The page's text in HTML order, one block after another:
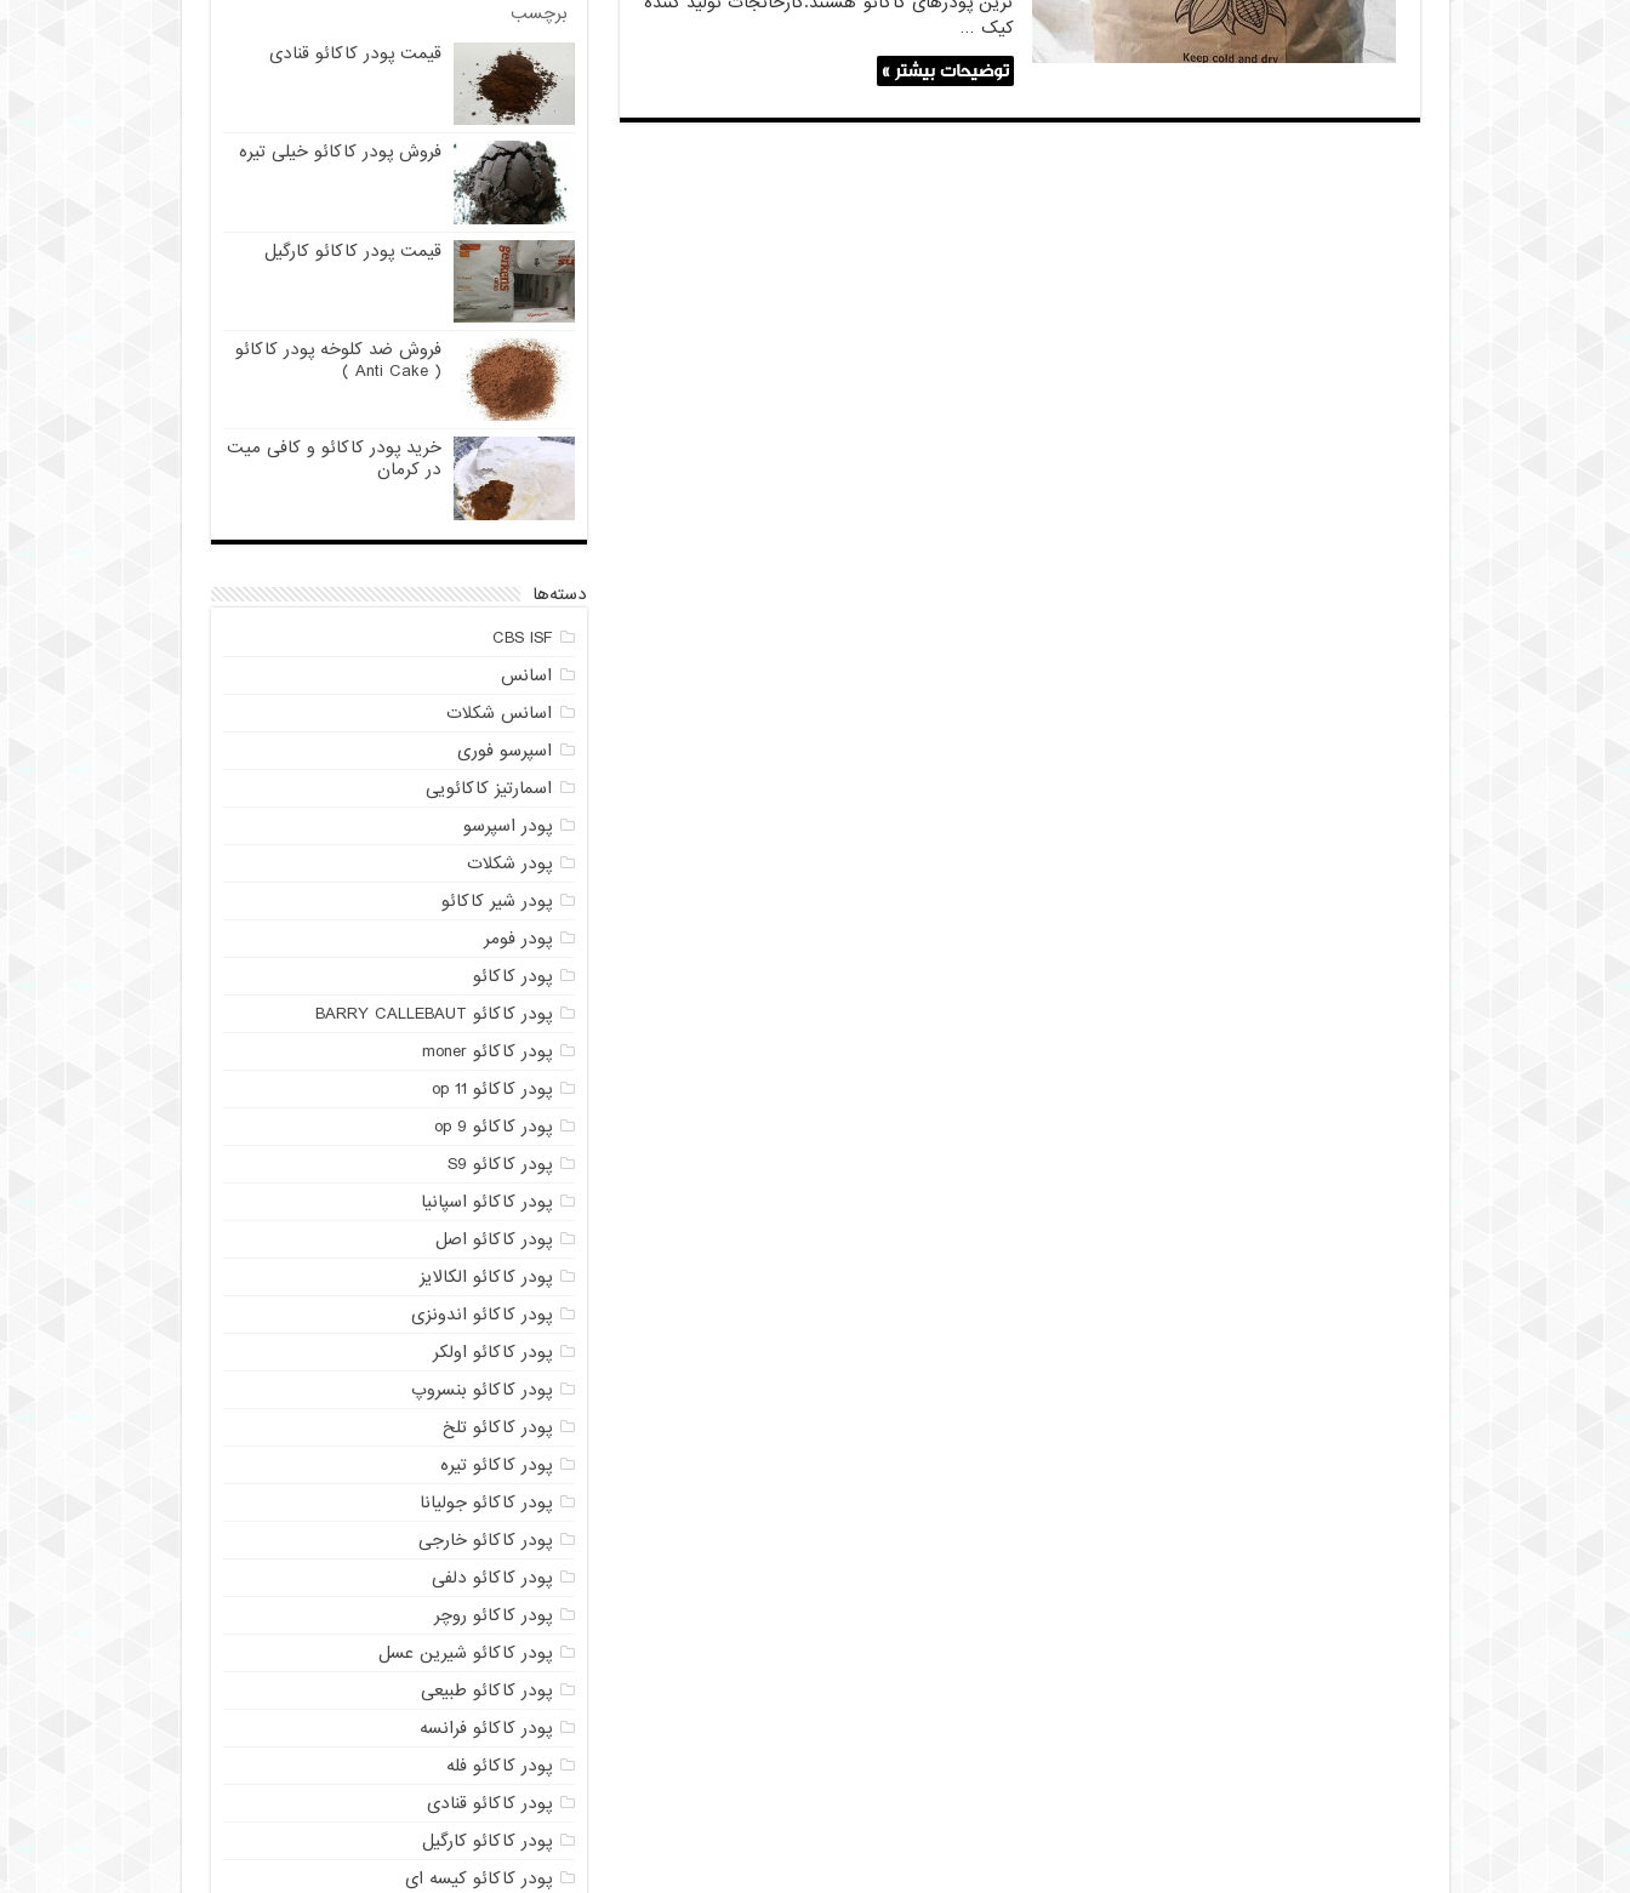
کیک …
توضیحات بیشتر »
برچسب
قیمت پودر کاکائو قنادی
فروش پودر کاکائو خیلی تیره
قیمت پودر کاکائو کارگیل
فروش ضد کلوخه پودر کاکائو
( Anti Cake )
خرید پودر کاکائو و کافی میت
در کرمان
دسته‌ها
CBS ISF
اسانس
اسانس شکلات
اسپرسو فوری
اسمارتیز کاکائویی
پودر اسپرسو
پودر شکلات
پودر شیر کاکائو
پودر فومر
پودر کاکائو
پودر کاکائو BARRY CALLEBAUT
پودر کاکائو moner
پودر کاکائو op 11
پودر کاکائو op 9
پودر کاکائو S9
پودر کاکائو اسپانیا
پودر کاکائو اصل
پودر کاکائو الکالایز
پودر کاکائو اندونزی
پودر کاکائو اولکر
پودر کاکائو بنسروپ
پودر کاکائو تلخ
پودر کاکائو تیره
پودر کاکائو جولیانا
پودر کاکائو خارجی
پودر کاکائو دلفی
پودر کاکائو روچر
پودر کاکائو شیرین عسل
پودر کاکائو طبیعی
پودر کاکائو فرانسه
پودر کاکائو فله
پودر کاکائو قنادی
پودر کاکائو کارگیل
پودر کاکائو کیسه ای